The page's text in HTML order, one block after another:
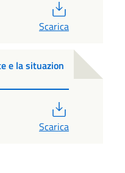
Scarica
e la situazion
Scarica